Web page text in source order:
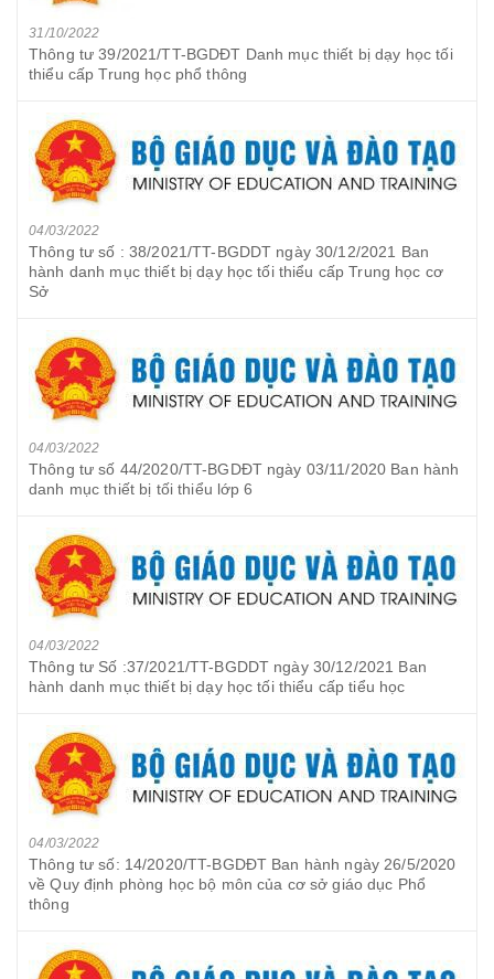
31/10/2022
Thông tư 39/2021/TT-BGDĐT Danh mục thiết bị dạy học tối
thiểu cấp Trung học phổ thông
04/03/2022
Thông tư số : 38/2021/TT-BGDDT ngày 30/12/2021 Ban
hành danh mục thiết bị dạy học tối thiểu cấp Trung học cơ
Sở
04/03/2022
Thông tư số 44/2020/TT-BGDĐT ngày 03/11/2020 Ban hành
danh mục thiết bị tối thiểu lớp 6
04/03/2022
Thông tư Số :37/2021/TT-BGDDT ngày 30/12/2021 Ban
hành danh mục thiết bị dạy học tối thiểu cấp tiểu học
04/03/2022
Thông tư số: 14/2020/TT-BGDĐT Ban hành ngày 26/5/2020
về Quy định phòng học bộ môn của cơ sở giáo dục Phổ
thông